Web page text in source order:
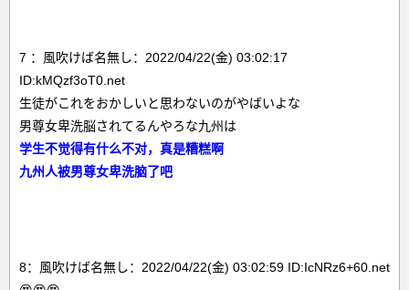
7 ：風吹けば名無し：2022/04/22(金) 03:02:17
ID:kMQzf3oT0.net
生徒がこれをおかしいと思わないのがやばいよな
男尊女卑洗脳されてるんやろな九州は
学生不觉得有什么不对，真是糟糕啊
九州人被男尊女卑洗脑了吧
8：風吹けば名無し：2022/04/22(金) 03:02:59 ID:IcNRz6+60.net